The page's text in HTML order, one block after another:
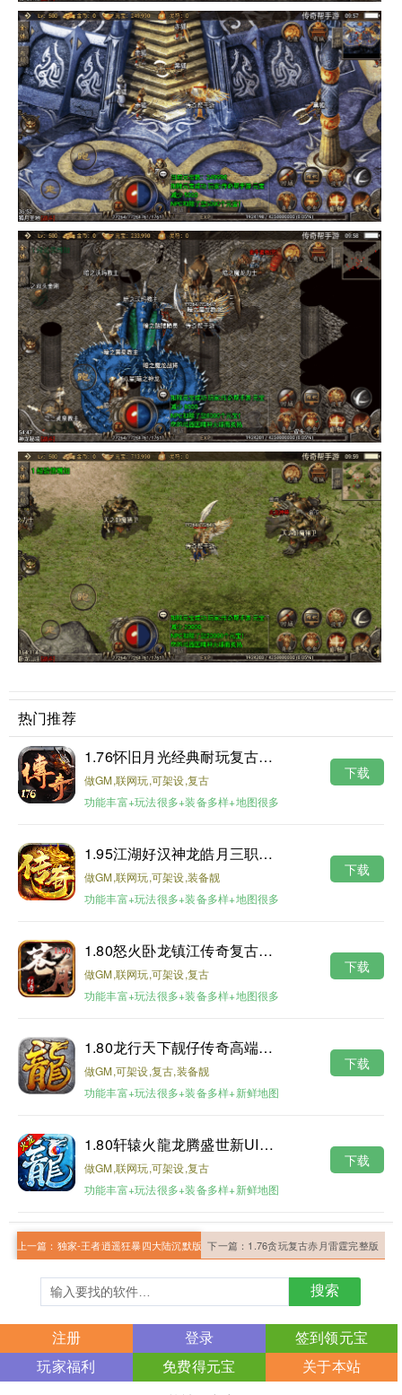
热门推荐
1.76怀旧月光经典耐玩复古金币版
做GM,联网玩,可架设,复古
功能丰富+玩法很多+装备多样+地图很多
下载
1.95江湖好汉神龙皓月三职业版本
做GM,联网玩,可架设,装备靓
功能丰富+玩法很多+装备多样+地图很多
下载
1.80怒火卧龙镇江传奇复古耐玩版
做GM,联网玩,可架设,复古
功能丰富+玩法很多+装备多样+地图很多
下载
1.80龙行天下靓仔传奇高端月卡第二版
做GM,可架设,复古,装备靓
功能丰富+玩法很多+装备多样+新鲜地图
下载
1.80轩辕火龍龙腾盛世新UI修复版
做GM,联网玩,可架设,复古
功能丰富+玩法很多+装备多样+新鲜地图
下载
上一篇： 独家-王者逍遥狂暴四大陆沉默版 下一篇： 1.76贪玩复古赤月雷霆完整版
搜索
注册 登录
签到领元宝
玩家福利
免费得元宝 关于本站